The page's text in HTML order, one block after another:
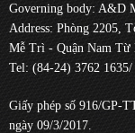
Governing body: A&D
Address: Phòng 2205,
Mễ Trì - Quận Nam Từ
Tel: (84-24) 3762
Giấy phép số 916/GP-
ngày 09/3/2017.